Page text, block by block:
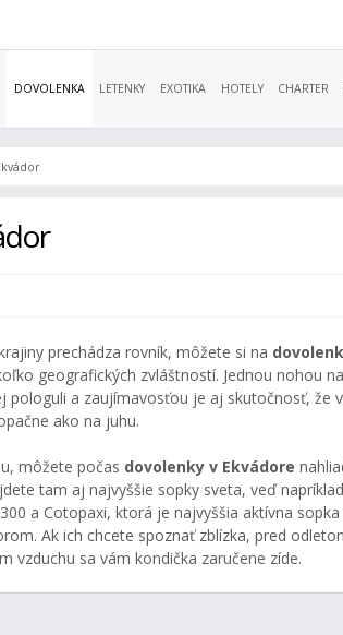
DOVOLENKA LETENKY EXOTIKA HOTELY CHARTER
prechádza rovník, môžete si na
geografických zvláštností. Jednou nohou na
pologuli a zaujímavosťou je aj skutočnosť, že
ako na juhu.
môžete počas dovolenky v Ekvádore
tam aj najvyššie sopky sveta, veď napríklad
a Cotopaxi, ktorá je najvyššia aktívna sopka
Ak ich chcete spoznať zblízka, pred
vzduchu sa vám kondička zaručene zíde.